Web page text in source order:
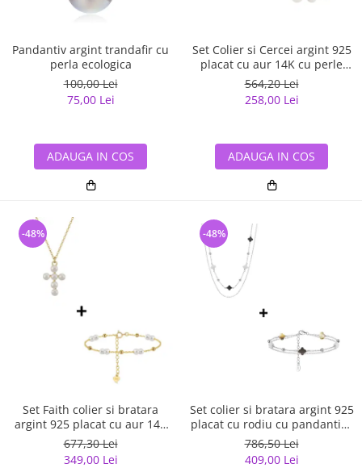
Pandantiv argint trandafir cu
perla ecologica
100,00 Lei
75,00 Lei
ADAUGA IN COS
Set Colier si Cercei argint 925
placat cu aur 14K cu perle
naturale
564,20 Lei
258,00 Lei
ADAUGA IN COS
Set Faith colier si bratara
argint 925 placat cu aur 14K
cu perle naturale
677,30 Lei
349,00 Lei
-48%
Set colier si bratara argint 925
placat cu rodiu cu pandantive
din sidef Trifoi cu Patru Foi
786,50 Lei
409,00 Lei
-48%